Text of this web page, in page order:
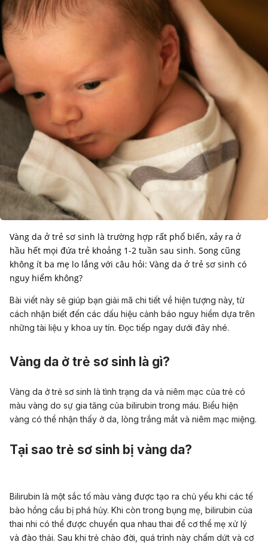
Vàng da ở trẻ sơ sinh là trường hợp rất phổ biến, xảy ra ở
hầu hết mọi đứa trẻ khoảng 1-2 tuần sau sinh. Song cũng
không ít ba mẹ lo lắng với câu hỏi: Vàng da ở trẻ sơ sinh có
nguy hiểm không?
Bài viết này sẽ giúp bạn giải mã chi tiết về hiện tượng này, từ
cách nhận biết đến các dấu hiệu cảnh báo nguy hiểm dựa trên
những tài liệu y khoa uy tín. Đọc tiếp ngay dưới đây nhé.
Vàng da ở trẻ sơ sinh là gì?
Vàng da ở trẻ sơ sinh là tình trạng da và niêm mạc của trẻ có
màu vàng do sự gia tăng của bilirubin trong máu. Biểu hiện
vàng có thể nhận thấy ở da, lòng trắng mắt và niêm mạc miệng.
Tại sao trẻ sơ sinh bị vàng da?
Bilirubin là một sắc tố màu vàng được tạo ra chủ yếu khi các tế
bào hồng cầu bị phá hủy. Khi còn trong bụng mẹ, bilirubin của
thai nhi có thể được chuyển qua nhau thai để cơ thể mẹ xử lý
và đào thải. Sau khi trẻ chào đời, quá trình này chấm dứt và cơ